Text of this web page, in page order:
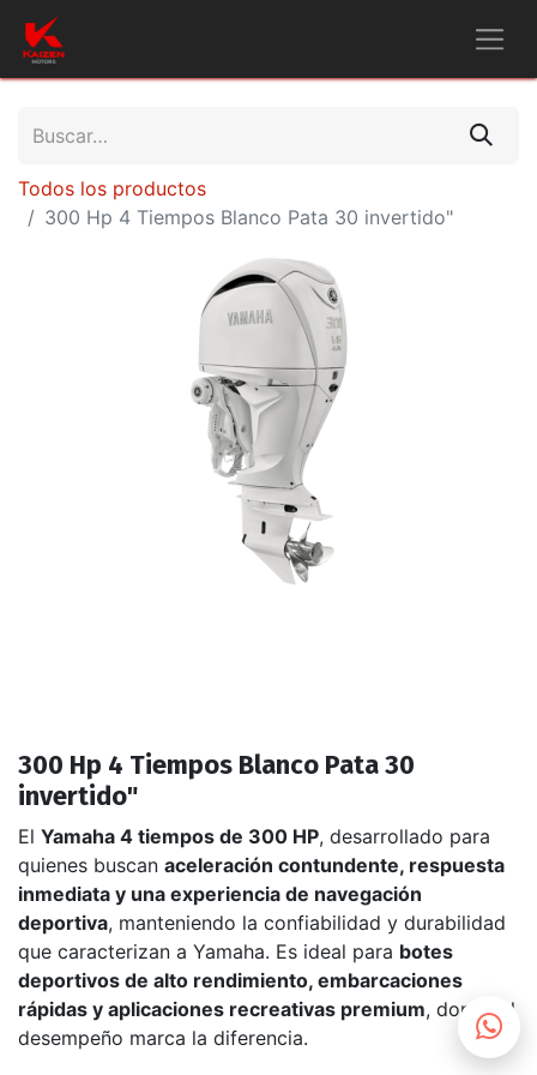
Todos los productos
300 Hp 4 Tiempos Blanco Pata 30 invertido"
300 Hp 4 Tiempos Blanco Pata 30
invertido"
El Yamaha 4 tiempos de 300 HP, desarrollado para
quienes buscan aceleración contundente, respuesta
inmediata y una experiencia de navegación
deportiva, manteniendo la confiabilidad y durabilidad
que caracterizan a Yamaha. Es ideal para botes
deportivos de alto rendimiento, embarcaciones
rápidas y aplicaciones recreativas premium, donde el
desempeño marca la diferencia.